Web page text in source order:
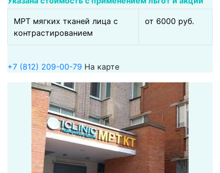
МРТ мягких тканей лица с
контрастированием
от 6000 pуб.
+7 (812) 209-00-79 На карте